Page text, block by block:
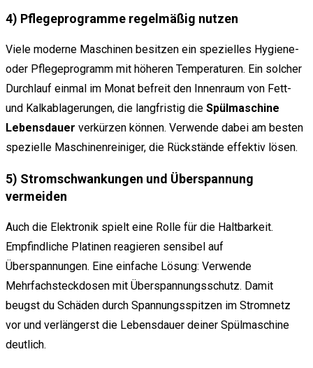
4) Pflegeprogramme regelmäßig nutzen
Viele moderne Maschinen besitzen ein spezielles Hygiene-
oder Pflegeprogramm mit höheren Temperaturen. Ein solcher
Durchlauf einmal im Monat befreit den Innenraum von Fett-
und Kalkablagerungen, die langfristig die Spülmaschine
Lebensdauer verkürzen können. Verwende dabei am besten
spezielle Maschinenreiniger, die Rückstände effektiv lösen.
5) Stromschwankungen und Überspannung
vermeiden
Auch die Elektronik spielt eine Rolle für die Haltbarkeit.
Empfindliche Platinen reagieren sensibel auf
Überspannungen. Eine einfache Lösung: Verwende
Mehrfachsteckdosen mit Überspannungsschutz. Damit
beugst du Schäden durch Spannungsspitzen im Stromnetz
vor und verlängerst die Lebensdauer deiner Spülmaschine
deutlich.